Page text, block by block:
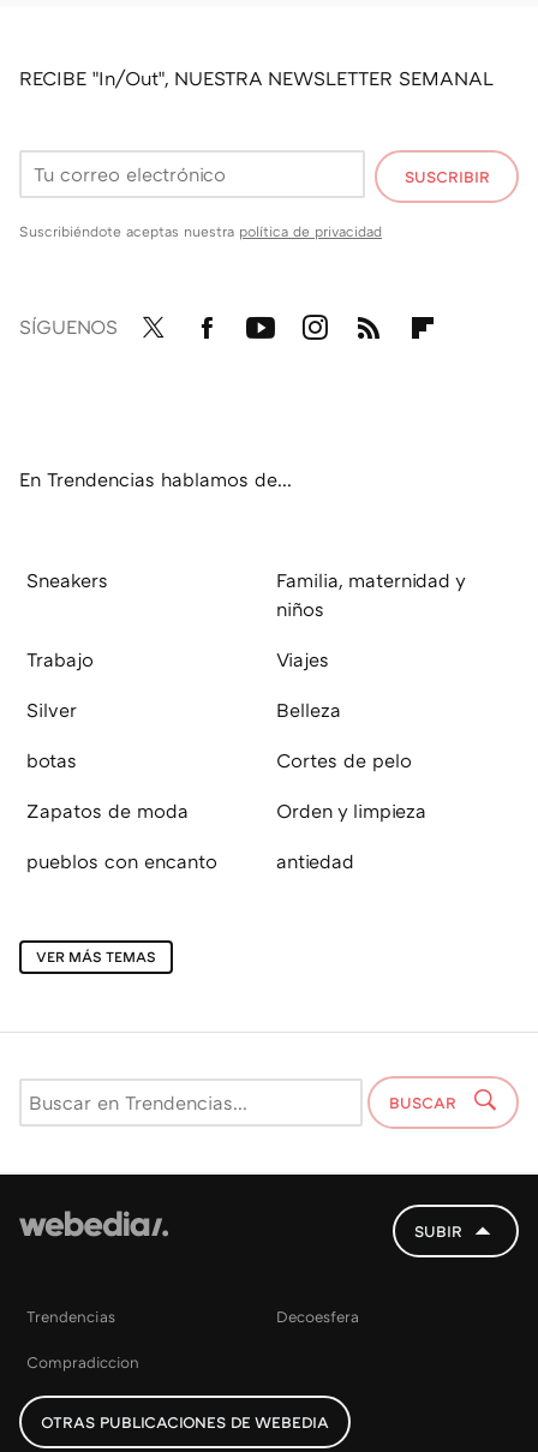
RECIBE "In/Out", NUESTRA NEWSLETTER SEMANAL
SUSCRIBIR
Suscribiéndote aceptas nuestra política de privacidad
SÍGUENOS
En Trendencias hablamos de...
Sneakers
Familia, maternidad y
niños
Trabajo Viajes
Silver Belleza
botas Cortes de pelo
Zapatos de moda Orden y limpieza
pueblos con encanto antiedad
VER MÁS TEMAS
BUSCAR
SUBIR
Trendencias Decoesfera
Compradiccion
OTRAS PUBLICACIONES DE WEBEDIA